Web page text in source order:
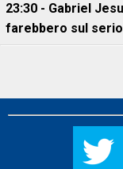
23:30 - Gabriel
farebbero sul serio